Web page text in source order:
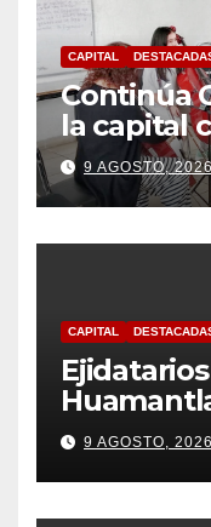
CAPITAL
Continúa
la capital
Danzas
siguen
9 AGOSTO,
CAPITAL
Alfonso
su
9 AGOSTO, 2026